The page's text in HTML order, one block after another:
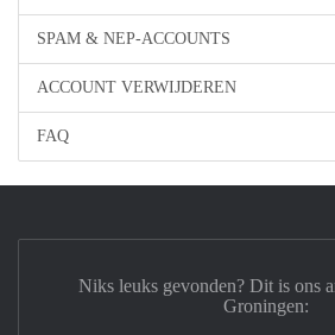
SPAM & NEP-ACCOUNTS
ACCOUNT VERWIJDEREN
FAQ
Niks leuks gevonden? Dit is ons
Groningen: